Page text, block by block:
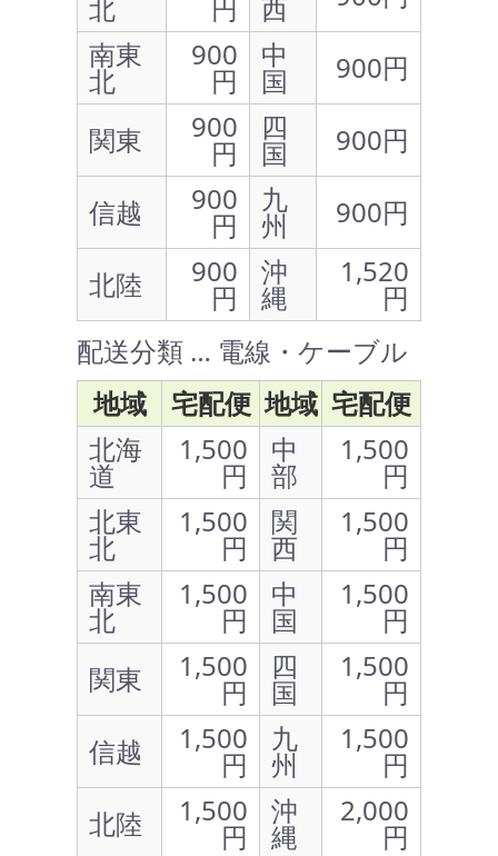
北 円 西
南東
北
900
円
中
国
900円
関東
900
円
四
国
900円
信越
900
円
九
州
900円
北陸
900
円
沖
縄
1,520
円
配送分類 … 電線・ケーブル
地域
宅配便 地域 宅配便
北海
道
1,500
円
中
部
1,500
円
北東
北
1,500
円
関
西
1,500
円
南東
北
1,500
円
中
国
1,500
円
関東
1,500
円
四
国
1,500
円
信越
1,500
円
九
州
1,500
円
北陸
1,500
円
沖
縄
2,000
円